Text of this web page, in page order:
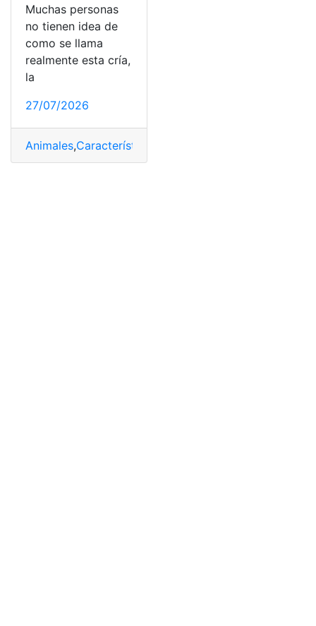
Muchas personas
no tienen idea de
como se llama
realmente esta cría,
la
27/07/2026
Animales,Características